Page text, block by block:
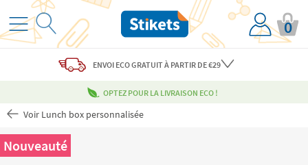
0
ENVOI ECOGRATUITÀ PARTIR DE €29
OPTEZ POUR LA LIVRAISON ECO !
Voir Lunch box personnalisée
Nouveauté